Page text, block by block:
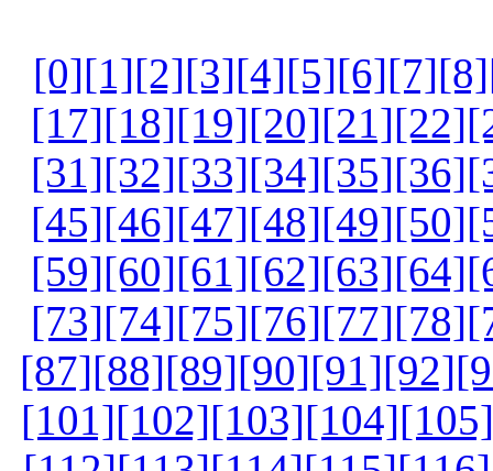
[0][1][2][3][4][5][6][7][8]
[17][18][19][20][21][22]
[31][32][33][34][35][36]
[45][46][47][48][49][50]
[59][60][61][62][63][64]
[73][74][75][76][77][78]
[87][88][89][90][91][92]
[101][102][103][104][105]